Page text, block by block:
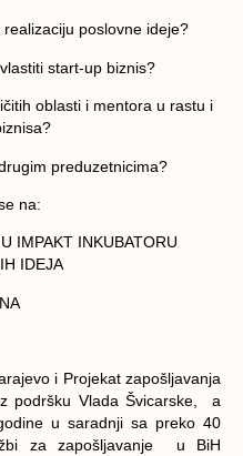
poslovne ideje?
start-up biznis?
oblasti i mentora u rastu i
preduzetnicima?
na:
IMPAKT INKUBATORU
IDEJA
i Projekat zapošljavanja
podršku Vlada Švicarske, a
u saradnji sa preko 40
za zapošljavanje u BiH